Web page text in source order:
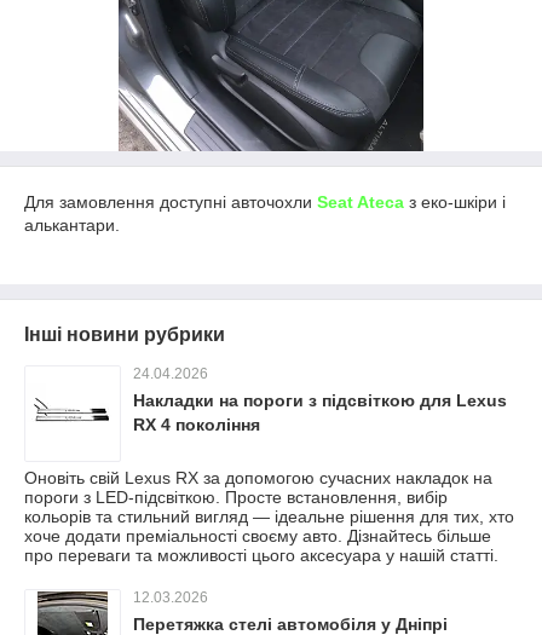
Для замовлення доступні авточохли Seat Ateca з еко-шкіри і
алькантари.
Інші новини рубрики
24.04.2026
Накладки на пороги з підсвіткою для Lexus
RX 4 покоління
Оновіть свій Lexus RX за допомогою сучасних накладок на
пороги з LED-підсвіткою. Просте встановлення, вибір
кольорів та стильний вигляд — ідеальне рішення для тих, хто
хоче додати преміальності своєму авто. Дізнайтесь більше
про переваги та можливості цього аксесуара у нашій статті.
12.03.2026
Перетяжка стелі автомобіля у Дніпрі